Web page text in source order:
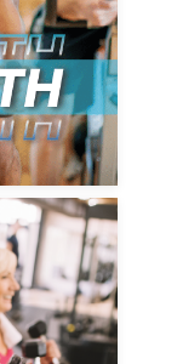
heddiw,